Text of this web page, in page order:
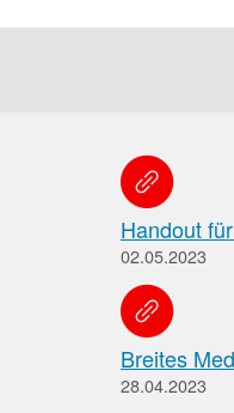
Handout
02.05.2023
Breites
28.04.2023
Sie
direkt
ein
Leitlinien
Leitlinien